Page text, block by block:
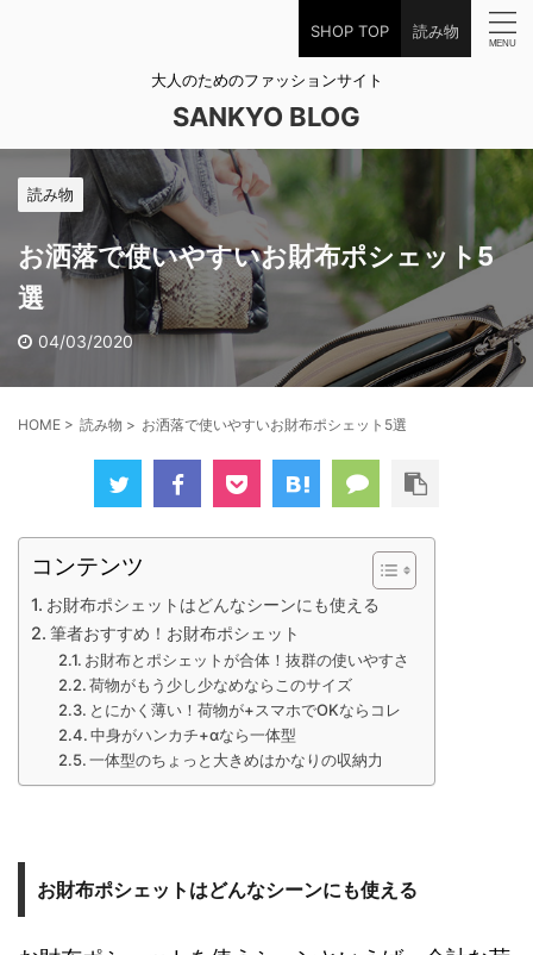
SHOP TOP 読み物
大人のためのファッションサイト
SANKYO BLOG
読み物
お洒落で使いやすいお財布ポシェット5
選
04/03/2020
HOME > 読み物 > お洒落で使いやすいお財布ポシェット5選
コンテンツ
お財布ポシェットはどんなシーンにも使える
筆者おすすめ！お財布ポシェット
お財布とポシェットが合体！抜群の使いやすさ
荷物がもう少し少なめならこのサイズ
とにかく薄い！荷物が+スマホでOKならコレ
中身がハンカチ+αなら一体型
一体型のちょっと大きめはかなりの収納力
お財布ポシェットはどんなシーンにも使える